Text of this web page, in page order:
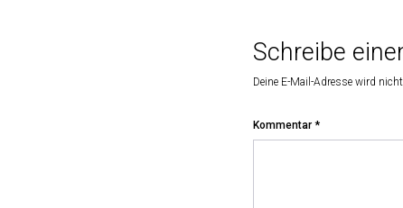
Schreibe
Deine E-Mail-Adresse wird
Kommentar *